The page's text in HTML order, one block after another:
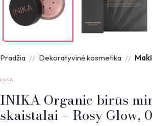
Pradžia Dekoratyvinė kosmetika
INIKA Organic birūs
skaistalai – Rosy Glow,